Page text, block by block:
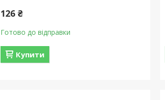
126 ₴
Готово до відправки
Купити